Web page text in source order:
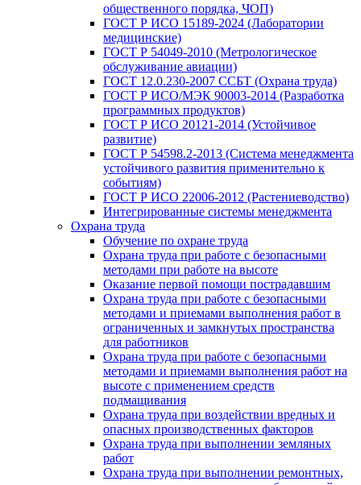
общественного порядка, ЧОП)
ГОСТ Р ИСО 15189-2024 (Лаборатории
медицинские)
ГОСТ Р 54049-2010 (Метрологическое
обслуживание авиации)
ГОСТ 12.0.230-2007 ССБТ (Охрана труда)
ГОСТ Р ИСО/МЭК 90003-2014 (Разработка
программных продуктов)
ГОСТ Р ИСО 20121-2014 (Устойчивое
развитие)
ГОСТ Р 54598.2-2013 (Система менеджмента
устойчивого развития применительно к
событиям)
ГОСТ Р ИСО 22006-2012 (Растениеводство)
Интегрированные системы менеджмента
Охрана труда
Обучение по охране труда
Охрана труда при работе с безопасными
методами при работе на высоте
Оказание первой помощи пострадавшим
Охрана труда при работе с безопасными
методами и приемами выполнения работ в
ограниченных и замкнутых пространства
для работников
Охрана труда при работе с безопасными
методами и приемами выполнения работ на
высоте с применением средств
подмащивания
Охрана труда при воздействии вредных и
опасных производственных факторов
Охрана труда при выполнении земляных
работ
Охрана труда при выполнении ремонтных,